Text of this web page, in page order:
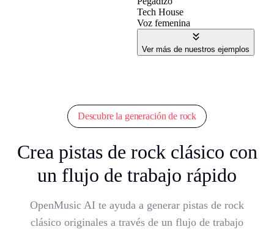
Tech House
Voz femenina
Ver más de nuestros ejemplos
Descubre la generación de rock
Crea pistas de rock clásico con
un flujo de trabajo rápido
OpenMusic AI te ayuda a generar pistas de rock
clásico originales a través de un flujo de trabajo